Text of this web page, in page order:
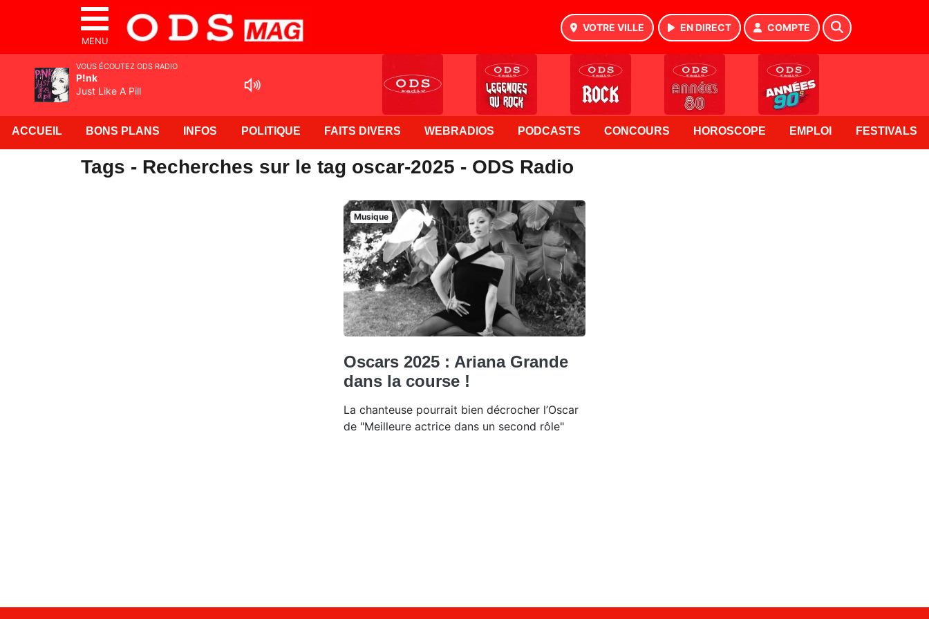
MENU
VOTRE VILLE EN DIRECT COMPTE
ACCUEIL BONS PLANS INFOS POLITIQUE FAITS DIVERS WEBRADIOS PODCASTS CONCOURS HOROSCOPE EMPLOI FESTIVALS
Tags - Recherches sur le tag oscar-2025 - ODS Radio
Musique
Oscars 2025 : Ariana Grande
dans la course !
La chanteuse pourrait bien décrocher l’Oscar
de "Meilleure actrice dans un second rôle"
VOUS ÉCOUTEZ ODS RADIO
P!nk
Just Like A Pill